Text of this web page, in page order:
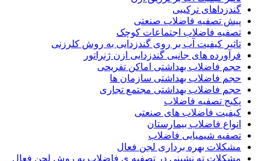
گندزداهای ترکیبی
پیش تصفیه فاضلاب صنعتی
تصفیه فاضلاب اجتماعات کوچک
تاثیر کیفیت آب بر روی گندزدایی به روش کلرزنی
فرآورده های جانبی گندزدایی ازن ژنراتور
حجم فاضلاب بهداشتی اماکن تفریحی
حجم فاضلاب بهداشتی سازمان ها
حجم فاضلاب بهداشتی مجتمع تجاری
پکیج تصفیه فاضلاب
کیفیت فاضلاب های صنعتی
انواع فاضلاب بیمارستان
تصفیه شیمیایی فاضلاب
مشکلات بهره برداری لجن فعال
مشکلات ته نشینی در تصفیه ی فاضلاب به روش لجن فعال